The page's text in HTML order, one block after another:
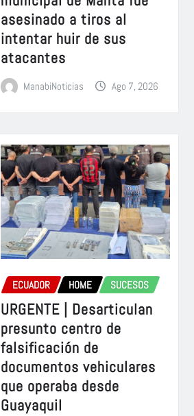
asesinado a tiros al
intentar huir de sus
atacantes
ManabiNoticias Ago 7, 2026
ECUADOR HOME SUCESOS
URGENTE | Desarticulan
presunto centro de
falsificación de
documentos vehiculares
que operaba desde
Guayaquil